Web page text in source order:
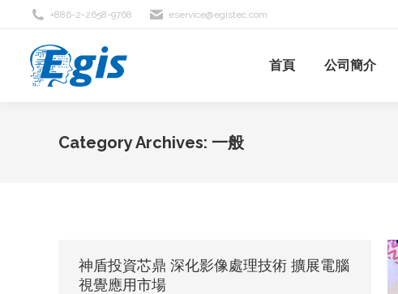
+886-2-2658-9768 eservice@egistec.com
首頁 公司簡介
Category Archives: 一般
神盾投資芯鼎 深化影像處理技術 擴展電腦
視覺應用市場